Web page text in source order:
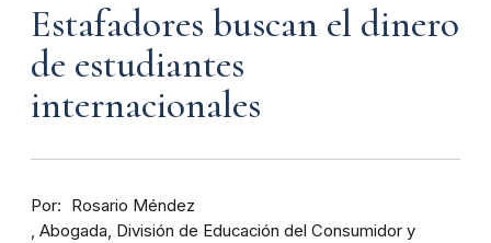
Estafadores buscan el dinero
de estudiantes
internacionales
Por
Rosario Méndez
Abogada, División de Educación del Consumidor y